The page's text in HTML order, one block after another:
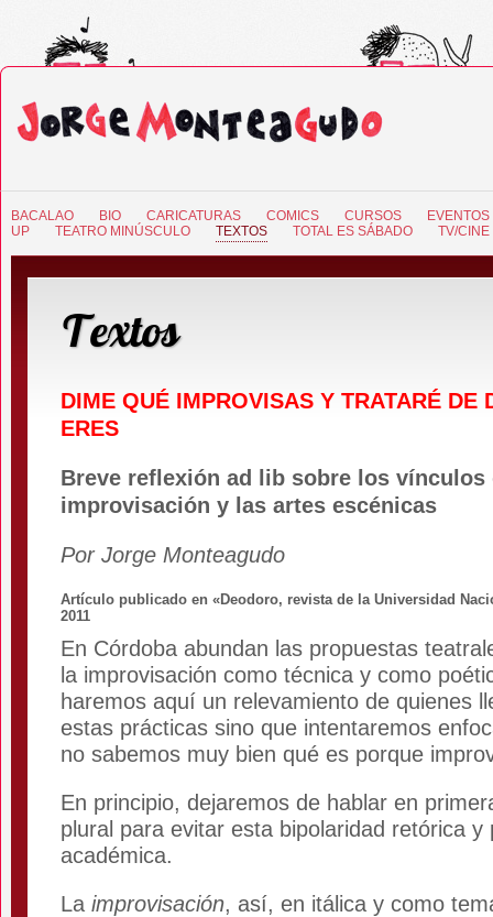
BACALAO BIO CARICATURAS COMICS CURSOS
EVENTOS
UP
TEATRO MINÚSCULO TEXTOS TOTAL ES SÁBADO TV/CINE
Textos
DIME QUÉ IMPROVISAS Y TRATARÉ DE
ERES
Breve reflexión ad lib sobre los vínculos
improvisación y las artes escénicas
Por Jorge Monteagudo
Artículo publicado en «Deodoro, revista de la Universidad
2011
En Córdoba abundan las propuestas
la improvisación como técnica y como
haremos aquí un relevamiento de quienes
estas prácticas sino que intentaremos
no sabemos muy bien qué es porque
En principio, dejaremos de hablar en
plural para evitar esta bipolaridad retórica y
académica.
La improvisación, así, en itálica y como